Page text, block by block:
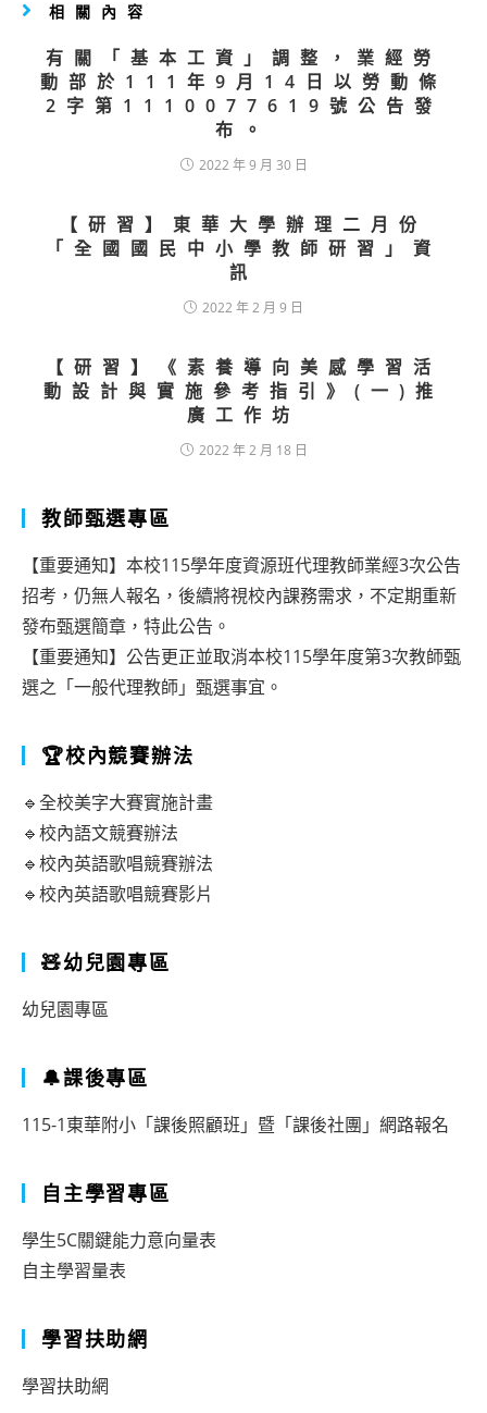
相關內容
有關「基本工資」調整，業經勞
動部於111年9月14日以勞動條
2字第1110077619號公告發
布。
2022 年 9 月 30 日
【研習】東華大學辦理二月份
「全國國民中小學教師研習」資
訊
2022 年 2 月 9 日
【研習】《素養導向美感學習活
動設計與實施參考指引》(一)推
廣工作坊
2022 年 2 月 18 日
教師甄選專區
【重要通知】本校115學年度資源班代理教師業經3次公告
招考，仍無人報名，後續將視校內課務需求，不定期重新
發布甄選簡章，特此公告。
【重要通知】公告更正並取消本校115學年度第3次教師甄
選之「一般代理教師」甄選事宜。
🏆校內競賽辦法
🔹全校美字大賽實施計畫
🔹校內語文競賽辦法
🔹校內英語歌唱競賽辦法
🔹校內英語歌唱競賽影片
🧸幼兒園專區
幼兒園專區
🔔課後專區
115-1東華附小「課後照顧班」暨「課後社團」網路報名
自主學習專區
學生5C關鍵能力意向量表
自主學習量表
學習扶助網
學習扶助網